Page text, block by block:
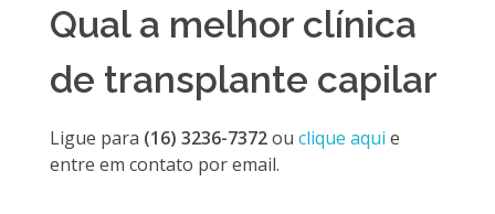
Qual a melhor clínica
de transplante capilar
Ligue para (16) 3236-7372ou clique aqui e
entre em contato por email.